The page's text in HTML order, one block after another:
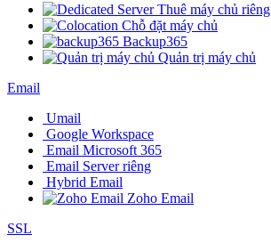
Thuê máy chủ riêng
Chỗ đặt máy chủ
Backup365
Quản trị máy chủ
Email
Umail
Google Workspace
Email Microsoft 365
Email Server riêng
Hybrid Email
Zoho Email
SSL